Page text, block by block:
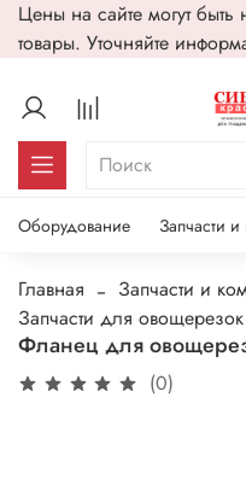
Цены на сайте могут быть
товары. Уточняйте
Оборудование Запчасти
Главная Запчасти и
Запчасти для овощерезок
Фланец для
(0)